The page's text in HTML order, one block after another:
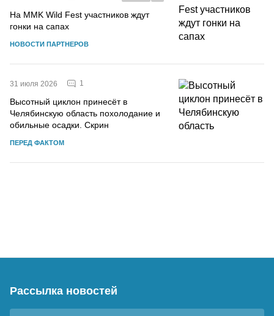
На MMK Wild Fest участников ждут
гонки на сапах
НОВОСТИ ПАРТНЕРОВ
31 июля 2026 1
Высотный циклон принесёт в
Челябинскую область похолодание и
обильные осадки. Скрин
ПЕРЕД ФАКТОМ
Рассылка новостей